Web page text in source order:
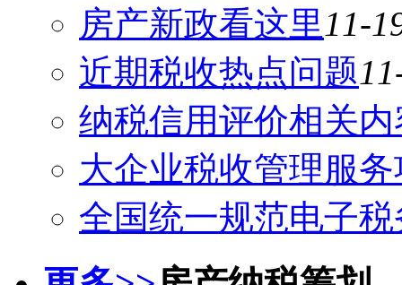
房产新政看这里11-
近期税收热点问题
纳税信用评价相关
大企业税收管理服
全国统一规范电子